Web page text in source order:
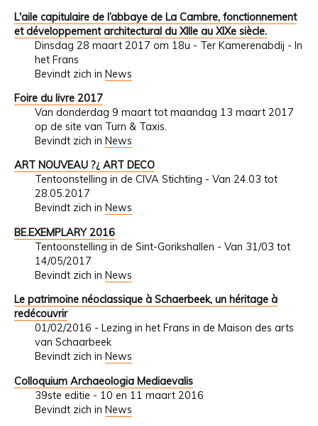
L'aile capitulaire de l’abbaye de La Cambre, fonctionnement
et développement architectural du XIIIe au XIXe siècle.
Dinsdag 28 maart 2017 om 18u - Ter Kamerenabdij - In
het Frans
Bevindt zich in News
Foire du livre 2017
Van donderdag 9 maart tot maandag 13 maart 2017
op de site van Turn & Taxis.
Bevindt zich in News
ART NOUVEAU ?¿ ART DECO
Tentoonstelling in de CIVA Stichting - Van 24.03 tot
28.05.2017
Bevindt zich in News
BE.EXEMPLARY 2016
Tentoonstelling in de Sint-Gorikshallen - Van 31/03 tot
14/05/2017
Bevindt zich in News
Le patrimoine néoclassique à Schaerbeek, un héritage à
redécouvrir
01/02/2016 - Lezing in het Frans in de Maison des arts
van Schaarbeek
Bevindt zich in News
Colloquium Archaeologia Mediaevalis
39ste editie - 10 en 11 maart 2016
Bevindt zich in News